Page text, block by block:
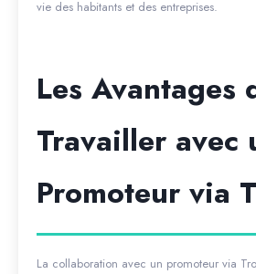
vie des habitants et des entreprises.
Les Avantages
Travailler avec
Promoteur via
La collaboration avec un promoteur via